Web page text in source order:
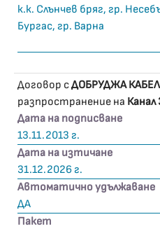
к.к. Слънчев бряг, гр.
Бургас, гр. Варна
Договор сДОБРУДЖА
разпространение на Канал
Дата на подписване
13.11.2013 г.
Дата на изтичане
31.12.2026 г.
Автоматично удължаване
ДА
Пакет